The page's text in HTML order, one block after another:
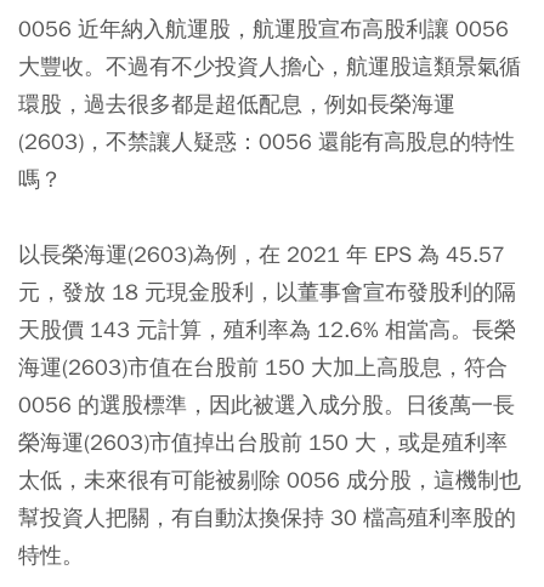
0056 近年納入航運股，航運股宣布高股利讓 0056
大豐收。​不過有不少投資人擔心，航運股這類景氣循
環股，過去很多都是超低配息，例如長榮海運
(2603)，不禁讓人疑惑：0056 還能有高股息的特性
嗎？
​以長榮海運(2603)為例，在 2021 年 EPS 為 45.57
元，發放 18 元現金股利，以董事會宣布發股利的隔
天股價 143 元計算，殖利率為 12.6% 相當高。長榮
海運(2603)市值在台股前 150 大加上高股息，符合
0056 的選股標準，因此被選入成分股。​日後萬一長
榮海運(2603)市值掉出台股前 150 大，或是殖利率
太低，未來很有可能被剔除 0056 成分股，這機制也
幫投資人把關，有自動汰換保持 30 檔高殖利率股的
特性。​